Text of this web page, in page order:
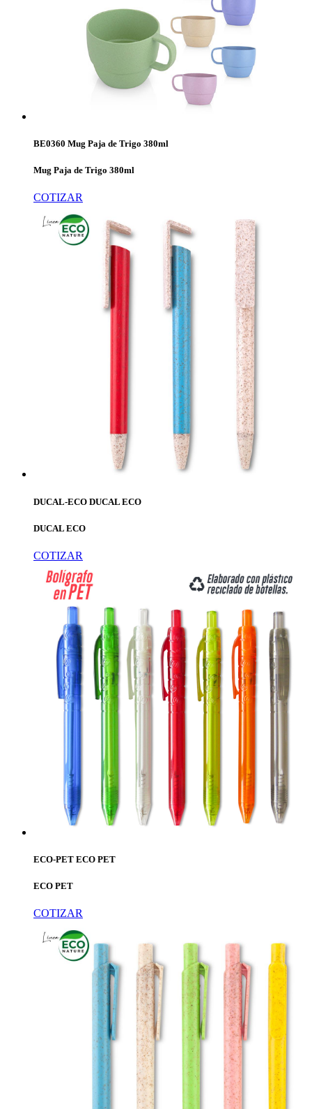
BE0360 Mug Paja de Trigo 380ml
Mug Paja de Trigo 380ml
COTIZAR
DUCAL-ECO DUCAL ECO
DUCAL ECO
COTIZAR
ECO-PET ECO PET
ECO PET
COTIZAR